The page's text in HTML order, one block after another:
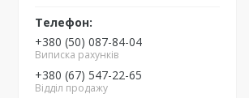
+380 (50) 087-84-04
Виписка рахунків
+380 (67) 547-22-65
Відділ продажу